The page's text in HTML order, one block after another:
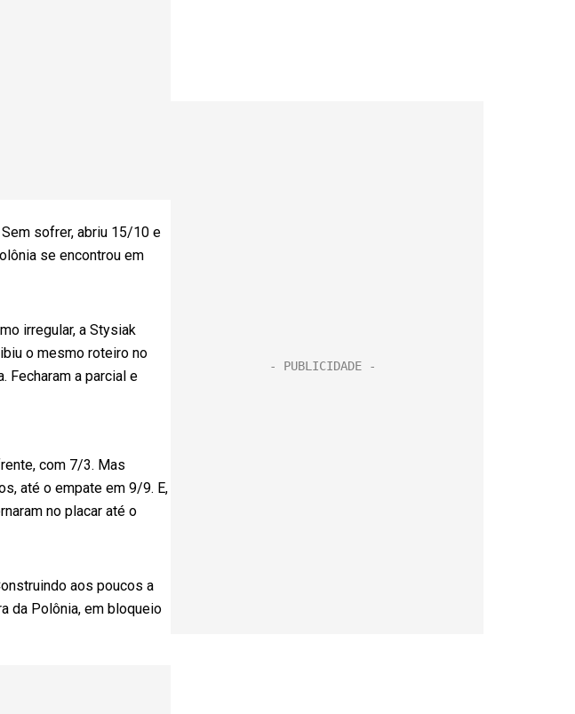
sofrer, abriu 15/10 e
se encontrou em
irregular, a Stysiak
o mesmo roteiro no
Fecharam a parcial e
com 7/3. Mas
até o empate em 9/9. E,
no placar até o
aos poucos a
da Polônia, em bloqueio